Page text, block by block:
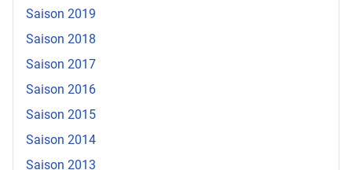
Saison 2019
Saison 2018
Saison 2017
Saison 2016
Saison 2015
Saison 2014
Saison 2013